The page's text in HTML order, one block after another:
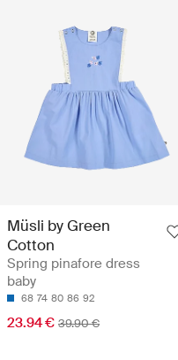
Müsli by Green
Cotton
Spring pinafore dress
baby
68 74 80 86 92
23.94 € 39.90 €